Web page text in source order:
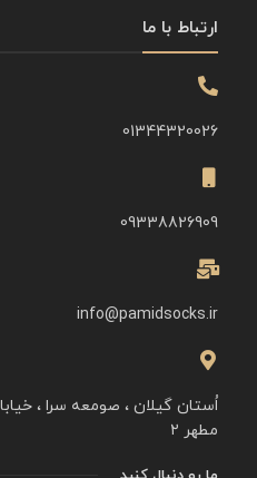
ارتباط با ما
01344320026
09338826909
info@pamidsocks.ir
اُستان گیلان ، صومعه سرا ،
مطهر ۲